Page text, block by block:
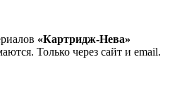
«Картридж-Нева»
Только через сайт и email.